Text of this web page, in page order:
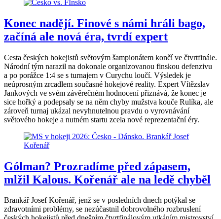
Konec nadějí. Finové s námi hráli bago,
začíná ale nová éra, tvrdí expert
Cesta českých hokejistů světovým šampionátem končí ve čtvrtfinále.
Národní tým narazil na dokonale organizovanou finskou defenzivu
a po porážce 1:4 se s turnajem v Curychu loučí. Výsledek je
neúprosným zrcadlem současné hokejové reality. Expert Vítězslav
Jankových ve svém závěrečném hodnocení přiznává, že konec je
sice hořký a podepsaly se na něm chyby mužstva kouče Rulíka, ale
zároveň turnaj ukázal nevyhnutelnou pravdu o vyrovnávání
světového hokeje a nutném startu zcela nové reprezentační éry.
Gólman? Prozradíme před zápasem,
mlžil Kalous. Kořenář ale na ledě chyběl
Brankář Josef Kořenář, jenž se v posledních dnech potýkal se
zdravotními problémy, se nezúčastnil dobrovolného rozbruslení